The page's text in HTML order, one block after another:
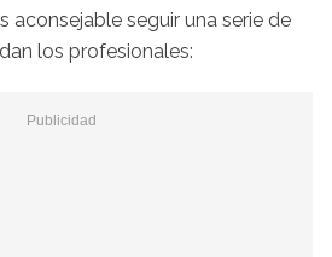
aconsejable seguir una serie de
los profesionales: